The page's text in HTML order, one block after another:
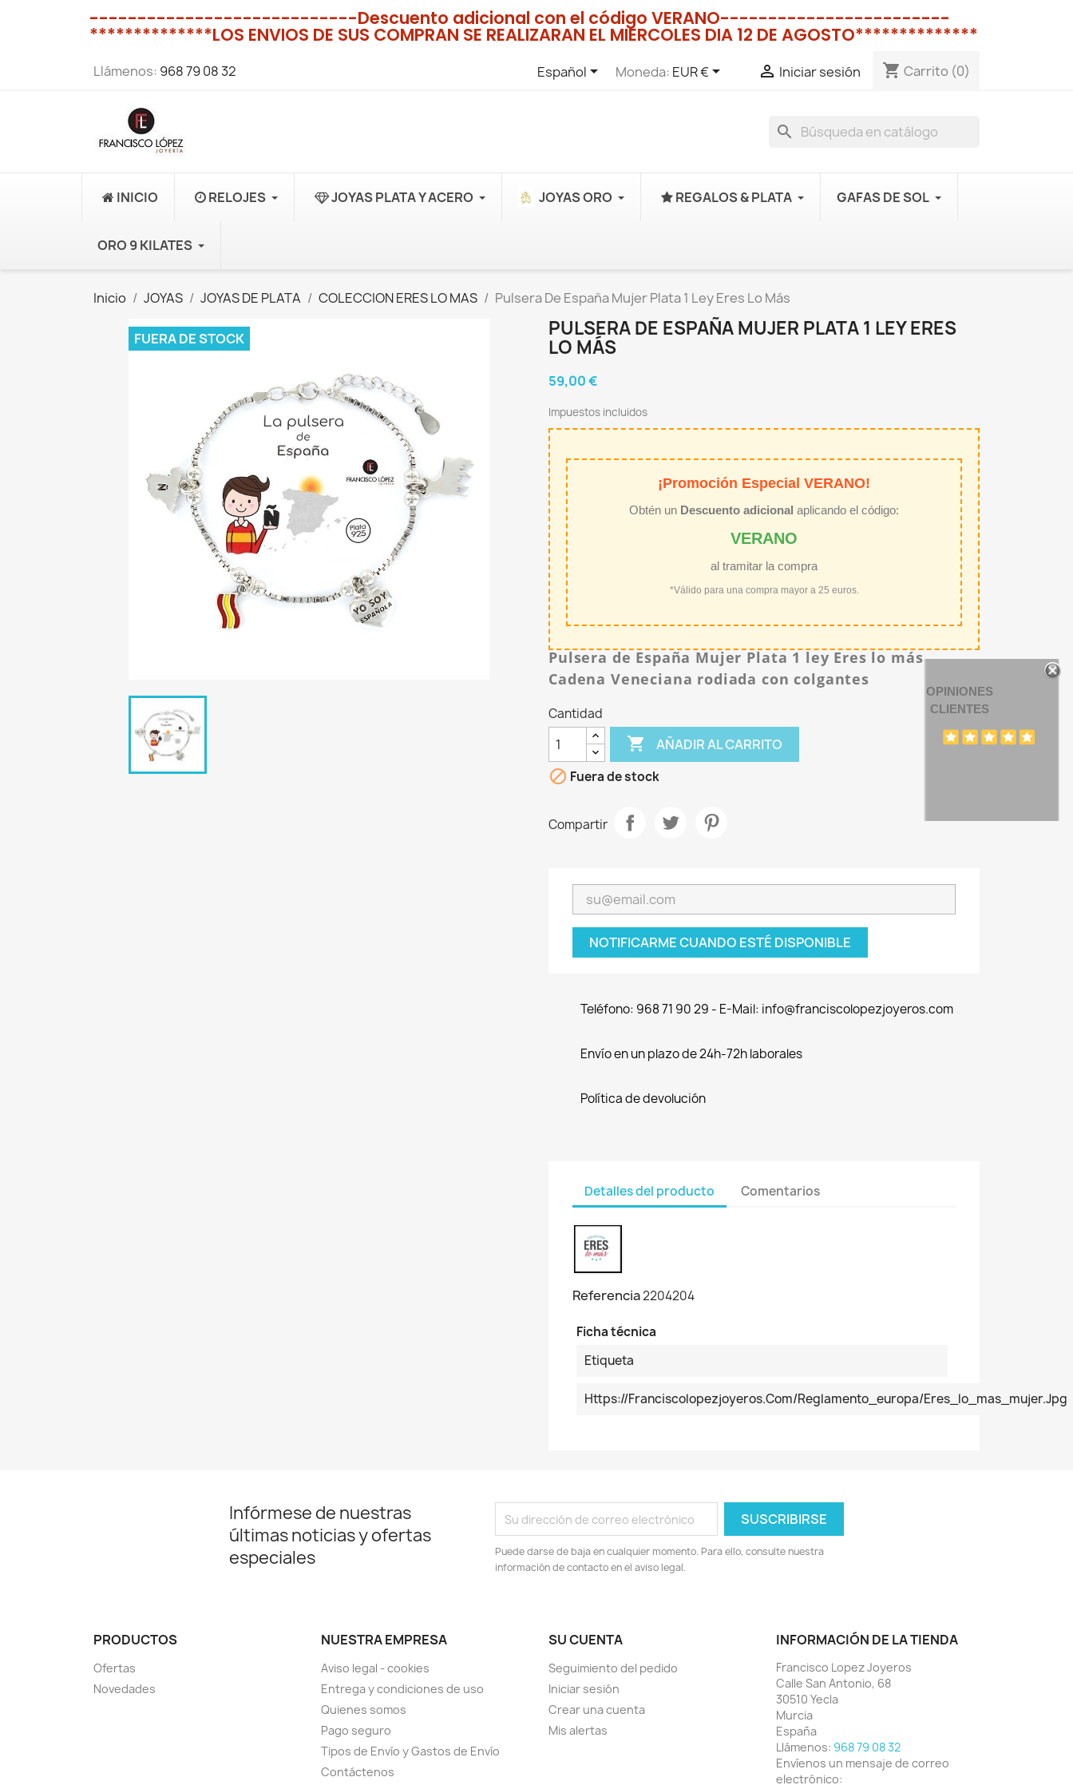
----------------------------Descuento adicional con el código VERANO------------------------
**************LOS ENVIOS DE SUS COMPRAN SE REALIZARAN EL MIERCOLES DIA 12 DE AGOSTO**************
Llámenos: 968 79 08 32 Español Moneda: EUR €  Iniciar sesión shopping_cart Carrito (0)
search
INICIO RELOJES JOYAS PLATA Y ACERO JOYAS ORO REGALOS & PLATA GAFAS DE SOL
ORO 9 KILATES
Inicio JOYAS JOYAS DE PLATA COLECCION ERES LO MAS Pulsera De España Mujer Plata 1 Ley Eres Lo Más
FUERA DE STOCK
PULSERA DE ESPAÑA MUJER PLATA 1 LEY ERES
LO MÁS
59,00 €
Impuestos incluidos
¡Promoción Especial VERANO!
Obtén un Descuento adicional aplicando el código:
VERANO
al tramitar la compra
*Válido para una compra mayor a 25 euros.
Pulsera de España Mujer Plata 1 ley Eres lo más
Cadena Veneciana rodiada con colgantes
Cantidad
 AÑADIR AL CARRITO
 Fuera de stock
Compartir
NOTIFICARME CUANDO ESTÉ DISPONIBLE
Teléfono: 968 71 90 29 - E-Mail: info@franciscolopezjoyeros.com
Envío en un plazo de 24h-72h laborales
Política de devolución
Detalles del producto Comentarios
Referencia2204204
Ficha técnica
Etiqueta
Https://franciscolopezjoyeros.com/reglamento_europa/eres_lo_mas_mujer.jpg
Infórmese de nuestras
últimas noticias y ofertas
especiales
Puede darse de baja en cualquier momento. Para ello, consulte nuestra
información de contacto en el aviso legal.
PRODUCTOS
Ofertas
Novedades
NUESTRA EMPRESA
Aviso legal - cookies
Entrega y condiciones de uso
Quienes somos
Pago seguro
Tipos de Envío y Gastos de Envío
Contáctenos
SU CUENTA
Seguimiento del pedido
Iniciar sesión
Crear una cuenta
Mis alertas
INFORMACIÓN DE LA TIENDA
Francisco Lopez Joyeros
Calle San Antonio, 68
30510 Yecla
Murcia
España
Llámenos: 968 79 08 32
Envíenos un mensaje de correo
electrónico:
OPINIONES
CLIENTES